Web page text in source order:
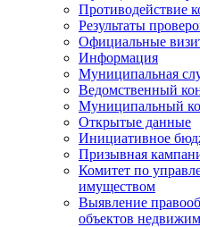
Противодействие
Результаты
Официальные
Информация
Муниципальная
Ведомственный
Муниципальный
Открытые данные
Инициативное
Призывная
Комитет по
имуществом
Выявление
объектов